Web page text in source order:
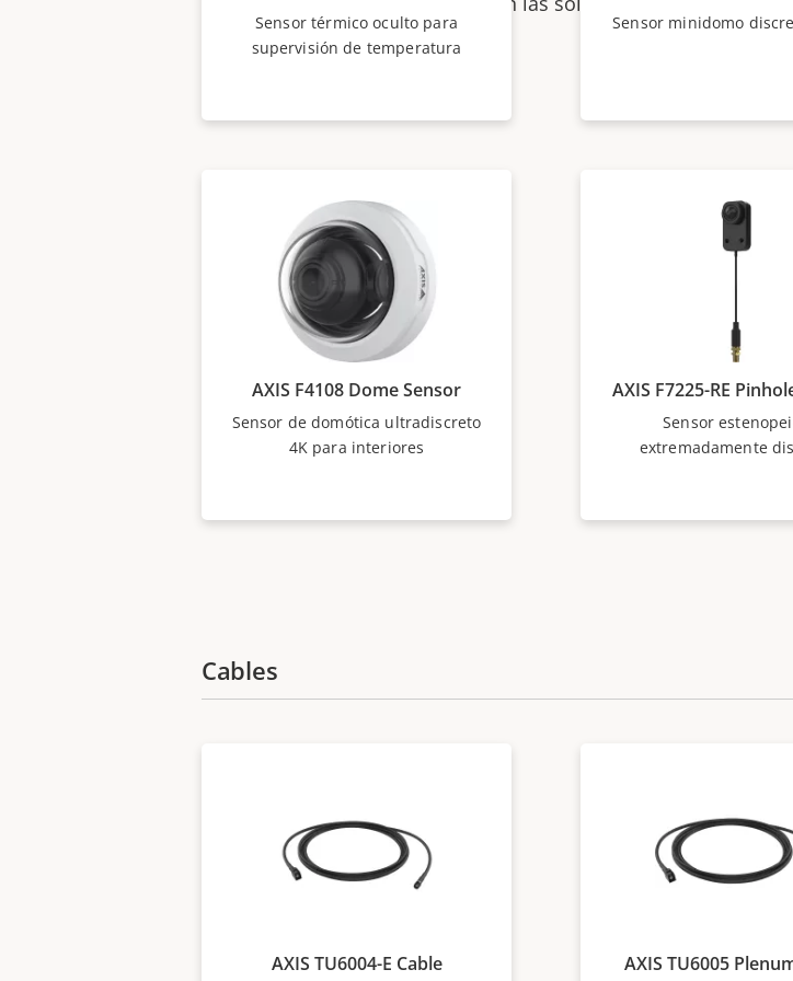
cámaras convencionales.
Sensor térmico oculto para
supervisión de temperatura
Sensor minidomo
AXIS F4108 Dome Sensor
Sensor de domótica ultradiscreto
4K para interiores
AXIS F7225-RE
Sensor
extremadamente
Cables
AXIS TU6004-E Cable AXIS TU6005